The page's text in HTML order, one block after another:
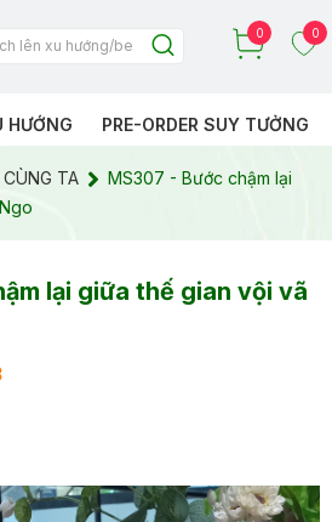
0 0
HƯỚNG PRE-ORDER SUY TƯỞNG
TA
MS307 - Bước chậm lại
lại giữa thế gian vội vã